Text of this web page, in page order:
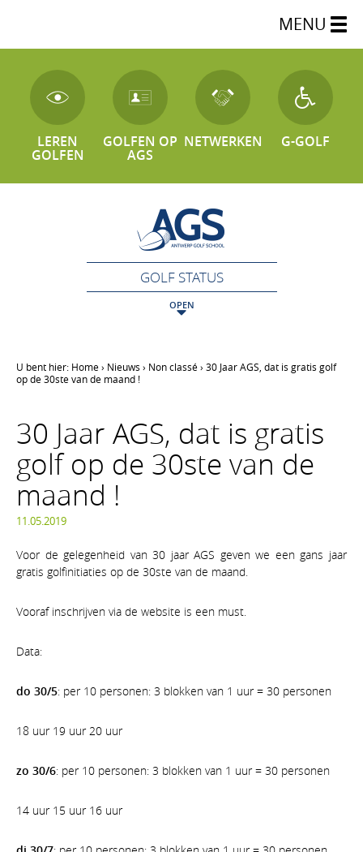
MENU
LEREN
GOLFEN
GOLFEN OP
AGS
NETWERKEN G-GOLF
GOLF STATUS
OPEN
U bent hier: Home› Nieuws › Non classé› 30 Jaar AGS, dat is gratis golf
op de 30ste van de maand !
30 Jaar AGS, dat is gratis
golf op de 30ste van de
maand !
11.05.2019
Voor de gelegenheid van 30 jaar AGS geven we een gans jaar
gratis golfinitiaties op de 30ste van de maand.
Vooraf inschrijven via de website is een must.
Data:
do 30/5: per 10 personen: 3 blokken van 1 uur = 30 personen
18 uur 19 uur 20 uur
zo 30/6: per 10 personen: 3 blokken van 1 uur = 30 personen
14 uur 15 uur 16 uur